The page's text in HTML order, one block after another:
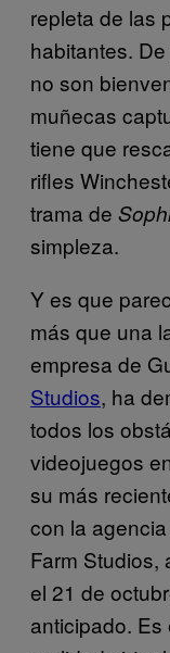
repleta de las
habitantes.
no son
muñecas
tiene que
rifles
trama de
simpleza.
Y es que
más que una
empresa de
Studios, ha
todos los
videojuegos
su más
con la
Farm Studios,
el 21 de
anticipado.